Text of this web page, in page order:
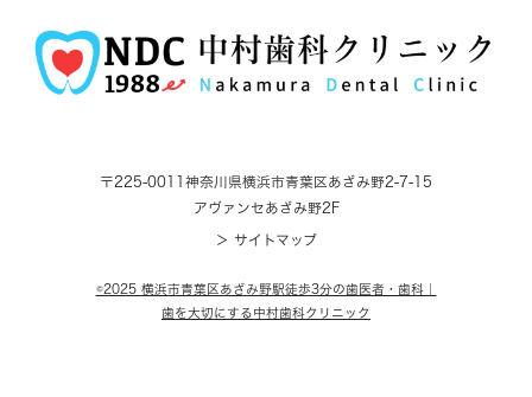
〒225-0011 神奈川県横浜市青葉区あざみ野2-7-15
アヴァンセあざみ野2F
＞ サイトマップ
©2025 横浜市青葉区あざみ野駅徒歩3分の歯医者・歯科｜
歯を大切にする中村歯科クリニック